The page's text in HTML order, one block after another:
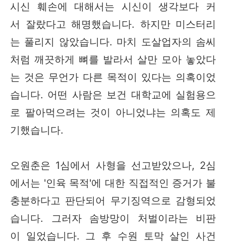
시신 훼손에 대해서는 시신이 생각보다 커
서 잘랐다고 해명했습니다. 하지만 미스터리
는 풀리지 않았습니다. 마치 도살업자의 솜씨
처럼 깨끗하게 뼈를 발라서 살만 모아 놓았다
는 것은 무언가 다른 목적이 있다는 의혹이었
습니다. 어떤 사람은 보건 대학교에 실험용으
로 팔아먹으려는 것이 아니었냐는 의혹도 제
기했습니다.
오원춘은 1심에서 사형을 선고받았으나, 2심
에서는 '인육 목적'에 대한 직접적인 증거가 불
충분하다고 판단되어 무기징역으로 감형되었
습니다. 그러자 솜방망이 처벌이라는 비판
이 일었습니다. 그 후 수원 토막 살인 사건